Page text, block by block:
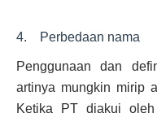
4. Perbedaan nama
Penggunaan dan
artinya mungkin mirip
Ketika PT diakui